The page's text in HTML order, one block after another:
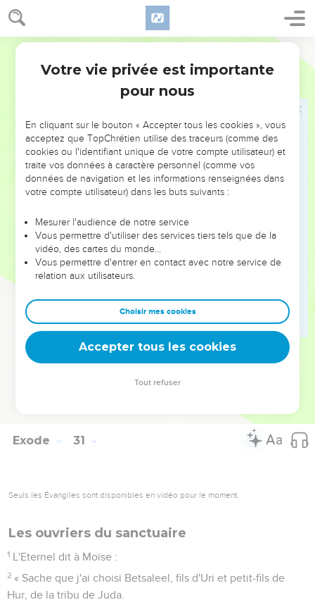
Exode 30
Tu diras aux Israélites : ‘Ce sera pour moi l'huile de
l'onction sainte au fil des générations.
On n'en versera pas sur le corps de n’importe qui et vous
sainte et vous la considérerez comme sainte.
Toute personne qui fera un mélange semblable ou mettra
prêtre sera exclue de son peuple.’ »
La fabrication du parfum sacré
L'Eternel dit à Moïse : « Prends des aromates : du stacté,
quantités égales.
Tu feras avec cela un parfum mélangé selon l'art du
parfumeur. Il sera salé, pur et saint.
36
témoignage, dans la tente de la rencontre où je te
rencontrerai. Ce sera pour vous une chose très sainte.
Vous ne ferez pour vous aucun parfum qui ait les mêmes
proportions. Vous le considérerez comme saint, consacré à
Exode 31
Seuls les Évangiles sont disponibles en vidéo pour le moment.
Les ouvriers du sanctuaire
1 L'Eternel dit à Moïse :
2 « Sache que j'ai choisi Betsaleel, fils d'Uri et petit-fils de
Hur, de la tribu de Juda.
Votre vie privée est importante
pour nous
En cliquant sur le bouton « Accepter tous les cookies », vous
acceptez que TopChrétien utilise des traceurs (comme des
cookies ou l'identifiant unique de votre compte utilisateur) et
traite vos données à caractère personnel (comme vos
données de navigation et les informations renseignées dans
votre compte utilisateur) dans les buts suivants :
Mesurer l'audience de notre service
Vous permettre d'utiliser des services tiers tels que de la
vidéo, des cartes du monde…
Vous permettre d'entrer en contact avec notre service de
relation aux utilisateurs.
Choisir mes cookies
Accepter tous les cookies
Tout refuser